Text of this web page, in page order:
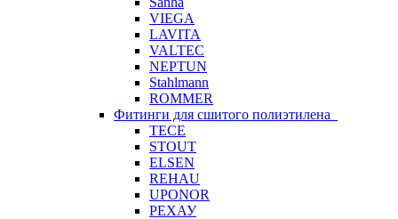
VIEGA
LAVITA
VALTEC
NEPTUN
Stahlmann
ROMMER
Фитинги для сшитого полиэтилена
TECE
STOUT
ELSEN
REHAU
UPONOR
РЕХАУ